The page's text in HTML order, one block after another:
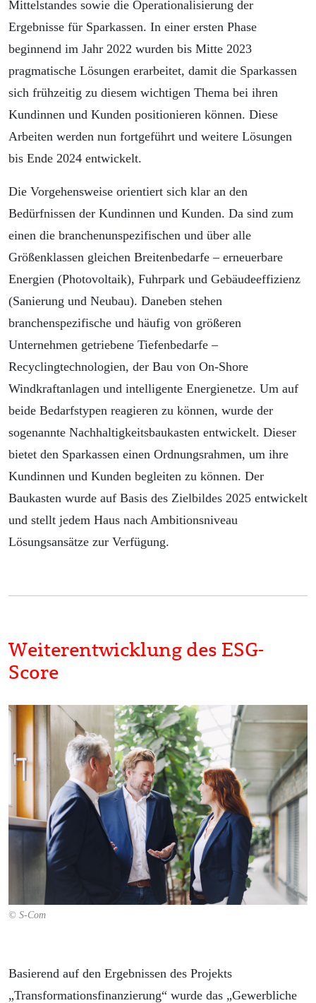
Mittelstandes sowie die Operationalisierung der
Ergebnisse für Sparkassen. In einer ersten Phase
beginnend im Jahr 2022 wurden bis Mitte 2023
pragmatische Lösungen erarbeitet, damit die Sparkassen
sich frühzeitig zu diesem wichtigen Thema bei ihren
Kundinnen und Kunden positionieren können. Diese
Arbeiten werden nun fortgeführt und weitere Lösungen
bis Ende 2024 entwickelt.
Die Vorgehensweise orientiert sich klar an den
Bedürfnissen der Kundinnen und Kunden. Da sind zum
einen die branchenunspezifischen und über alle
Größenklassen gleichen Breitenbedarfe – erneuerbare
Energien (Photovoltaik), Fuhrpark und Gebäudeeffizienz
(Sanierung und Neubau). Daneben stehen
branchenspezifische und häufig von größeren
Unternehmen getriebene Tiefenbedarfe –
Recyclingtechnologien, der Bau von On-Shore
Windkraftanlagen und intelligente Energienetze. Um auf
beide Bedarfstypen reagieren zu können, wurde der
sogenannte Nachhaltigkeitsbaukasten entwickelt. Dieser
bietet den Sparkassen einen Ordnungsrahmen, um ihre
Kundinnen und Kunden begleiten zu können. Der
Baukasten wurde auf Basis des Zielbildes 2025 entwickelt
und stellt jedem Haus nach Ambitionsniveau
Lösungsansätze zur Verfügung.
Weiterentwicklung des ESG-
Score
© S-Com
Basierend auf den Ergebnissen des Projekts
„Transformationsfinanzierung“ wurde das „Gewerbliche